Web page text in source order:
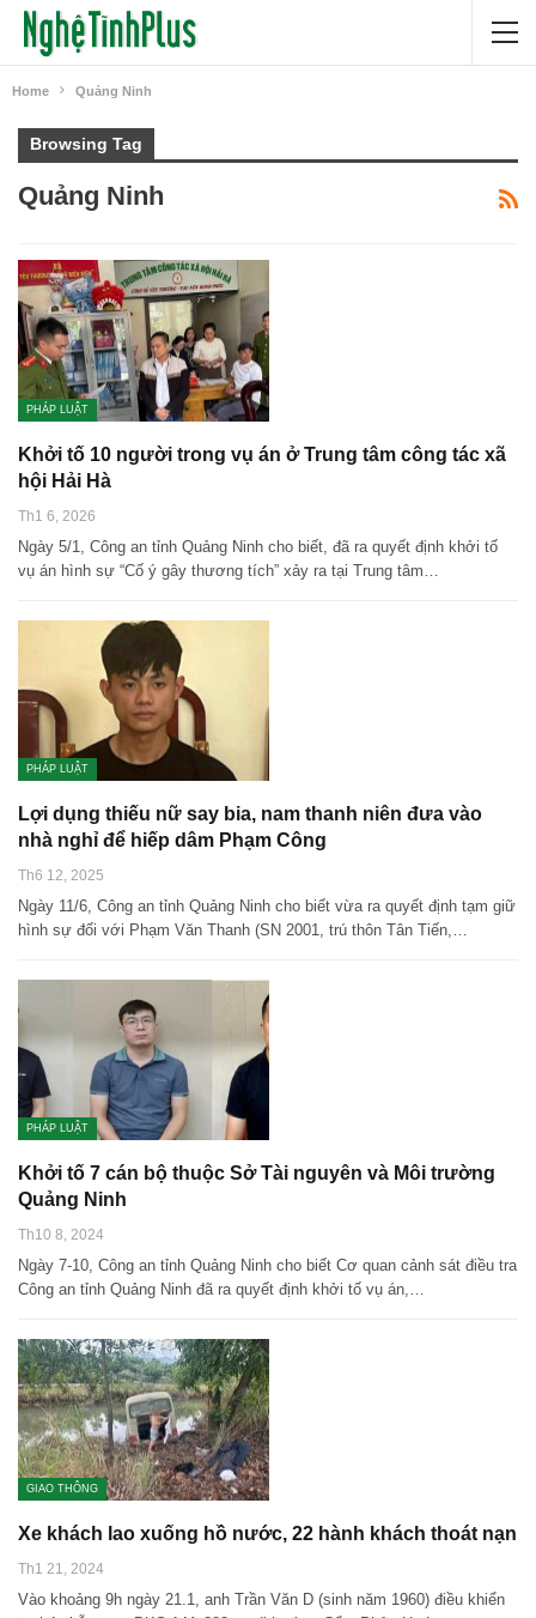
Home Quảng Ninh
Browsing Tag
Quảng Ninh
PHÁP LUẬT
Khởi tố 10 người trong vụ án ở Trung tâm công tác xã
hội Hải Hà
Th1 6, 2026
Ngày 5/1, Công an tỉnh Quảng Ninh cho biết, đã ra quyết định khởi tố
vụ án hình sự “Cố ý gây thương tích” xảy ra tại Trung tâm…
PHÁP LUẬT
Lợi dụng thiếu nữ say bia, nam thanh niên đưa vào
nhà nghỉ để hiếp dâm Phạm Công
Th6 12, 2025
Ngày 11/6, Công an tỉnh Quảng Ninh cho biết vừa ra quyết định tạm giữ
hình sự đối với Phạm Văn Thanh (SN 2001, trú thôn Tân Tiến,…
PHÁP LUẬT
Khởi tố 7 cán bộ thuộc Sở Tài nguyên và Môi trường
Quảng Ninh
Th10 8, 2024
Ngày 7-10, Công an tỉnh Quảng Ninh cho biết Cơ quan cảnh sát điều tra
Công an tỉnh Quảng Ninh đã ra quyết định khởi tố vụ án,…
GIAO THÔNG
Xe khách lao xuống hồ nước, 22 hành khách thoát nạn
Th1 21, 2024
Vào khoảng 9h ngày 21.1, anh Trần Văn D (sinh năm 1960) điều khiển